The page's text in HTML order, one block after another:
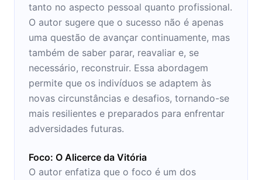
tanto no aspecto pessoal quanto profissional.
O autor sugere que o sucesso não é apenas
uma questão de avançar continuamente, mas
também de saber parar, reavaliar e, se
necessário, reconstruir. Essa abordagem
permite que os indivíduos se adaptem às
novas circunstâncias e desafios, tornando-se
mais resilientes e preparados para enfrentar
adversidades futuras.
Foco: O Alicerce da Vitória
O autor enfatiza que o foco é um dos